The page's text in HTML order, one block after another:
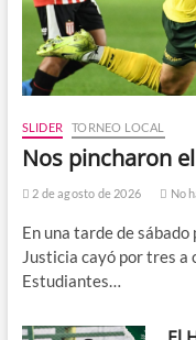
SLIDER TORNEO LOCAL
Nos pincharon
2 de agosto de 2026 No
En una tarde de
Justicia cayó por tres a
Estudiantes…